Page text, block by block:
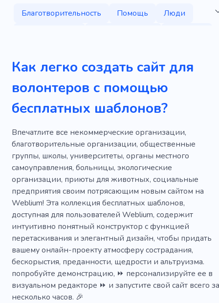
Благотворительность Помощь
Люди
Поддержка
Злоупотребление
Библия
Демократия
Дискриминация
Домашнее насилие
Святой
Иисус
Приход
Пастор Усыновление
Религия
Буддизм
Уход за вещами
Благотворительная организация
Грант
Община
Компания
Кризисные центры
Стихийное бедствие
Защита
Потерянный дом
Организация
Спасение жизни
Дачный комплекс
Фонд
Горе
Больница Человечество
Влияние
Секрет
Античный Аккумулятор
Кровь
Как легко создать сайт для
волонтеров с помощью
бесплатных шаблонов?
Впечатлите все некоммерческие организации,
благотворительные организации, общественные
группы, школы, университеты, органы местного
самоуправления, больницы, экологические
организации, приюты для животных, социальные
предприятия своим потрясающим новым сайтом на
Weblium! Эта коллекция бесплатных шаблонов,
доступная для пользователей Weblium, содержит
интуитивно понятный конструктор с функцией
перетаскивания и элегантный дизайн, чтобы придать
вашему онлайн-проекту атмосферу сострадания,
бескорыстия, преданности, щедрости и альтруизма.
попробуйте демонстрацию, ⏩ персонализируйте ее в
визуальном редакторе ⏩ и запустите свой сайт всего за
несколько часов. 🎉